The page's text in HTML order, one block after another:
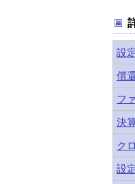
設
償
フ
決
ク
設